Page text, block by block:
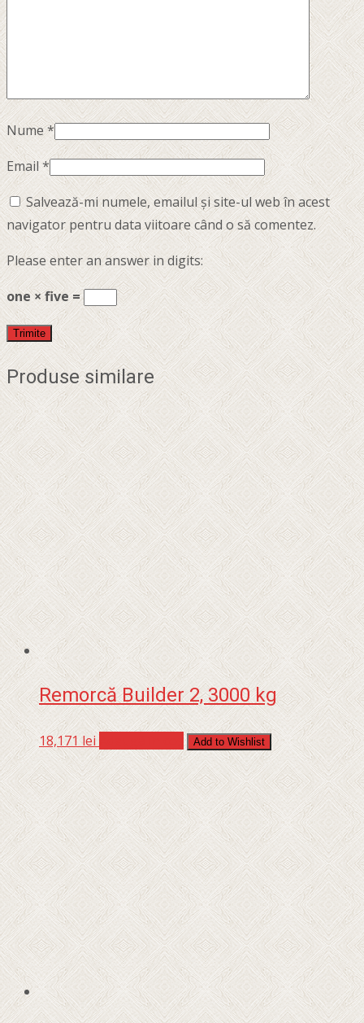
Nume*
Email *
Salvează-mi numele, emailul și site-ul web în acest
navigator pentru data viitoare când o să comentez.
Please enter an answer in digits:
one × five =
Produse similare
Remorcă Builder 2, 3000 kg
18,171 lei Add to Wishlist